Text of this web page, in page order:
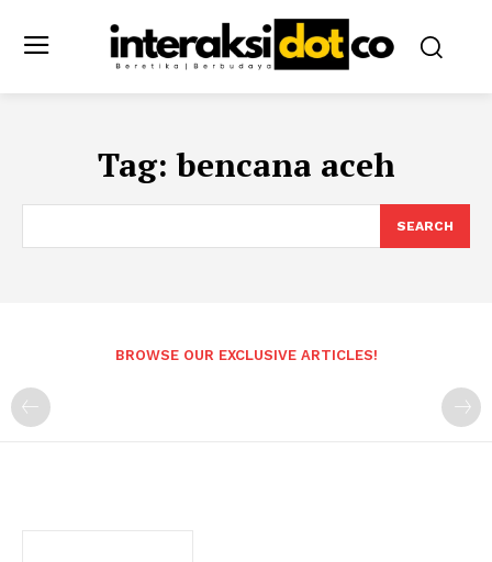
Tag:bencana aceh
SEARCH
BROWSE OUR EXCLUSIVE ARTICLES!